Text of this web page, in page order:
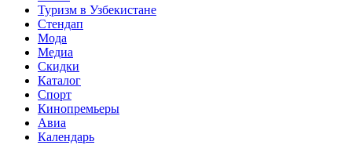
Туризм в Узбекистане
Стендап
Мода
Медиа
Скидки
Каталог
Спорт
Кинопремьеры
Авиа
Календарь